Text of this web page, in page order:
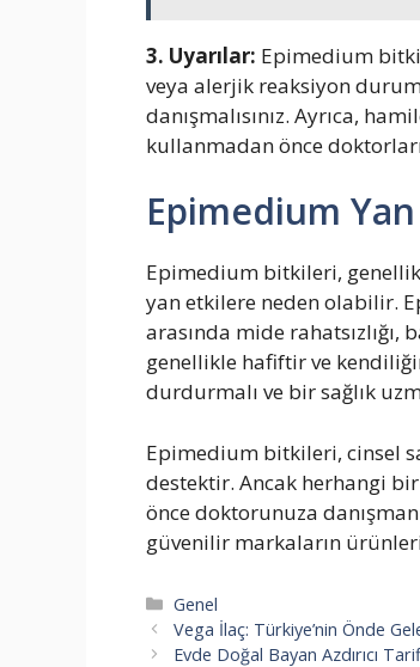
3. Uyarılar: Epimedium
veya alerjik reaksiyon
danışmalısınız. Ayrıca,
kullanmadan önce
Epimedium
Epimedium bitkileri,
yan etkilere neden olabilir.
arasında mide
genellikle hafiftir ve
durdurmalı ve bir sağlık
Epimedium bitkileri, cinsel
destektir. Ancak herhangi
önce doktorunuza
güvenilir markaların
Kategoriler
Genel
Vega İlaç: Türkiye’nin Önde
Evde Doğal Bayan Azdırıcı